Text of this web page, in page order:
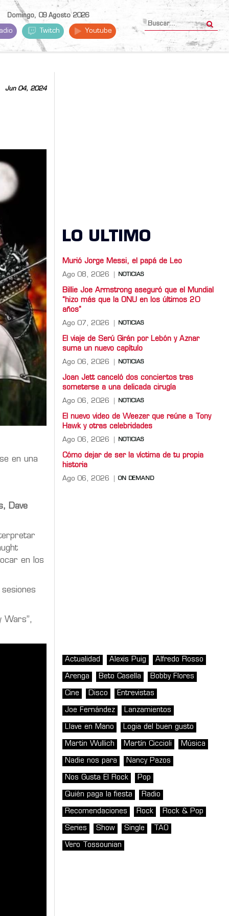
Domingo, 09 Agosto 2026
Twitch Youtube
Jun 04, 2024
en una
Dave
en los
Wars”,
LO ULTIMO
Murió Jorge Messi, el papá de Leo
Ago 08, 2026 NOTICIAS
Billie Joe Armstrong aseguró que el Mundial
“hizo más que la ONU en los últimos 20
años”
Ago 07, 2026 NOTICIAS
El viaje de Serú Girán por Lebón y Aznar
suma un nuevo capítulo
Ago 06, 2026 NOTICIAS
Joan Jett canceló dos conciertos tras
someterse a una delicada cirugía
Ago 06, 2026 NOTICIAS
El nuevo video de Weezer que reúne a Tony
Hawk y otras celebridades
Ago 06, 2026 NOTICIAS
Cómo dejar de ser la víctima de tu propia
historia
Ago 06, 2026 ON DEMAND
Actualidad Alexis Puig Alfredo Rosso
Arenga Beto Casella Bobby Flores
Cine Disco Entrevistas
Joe Fernández Lanzamientos
Llave en Mano Logia del buen gusto
Martin Wullich Martín Ciccioli Música
Nadie nos para Nancy Pazos
Nos Gusta El Rock Pop
Quién paga la fiesta Radio
Recomendaciones Rock Rock & Pop
Series Show Single TAO
Vero Tossounian